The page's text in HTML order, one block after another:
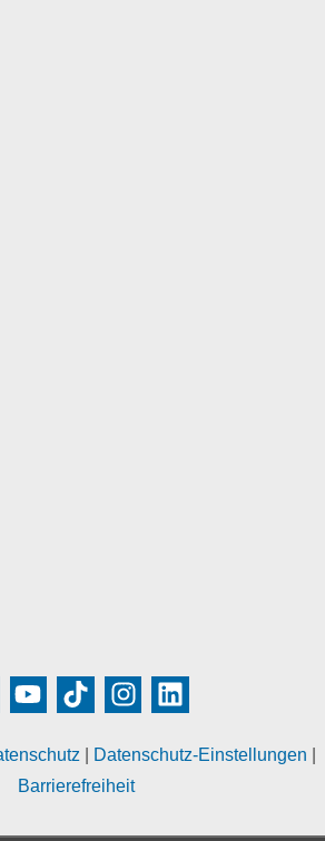
Datenschutz-Einstellungen
Barrierefreiheit